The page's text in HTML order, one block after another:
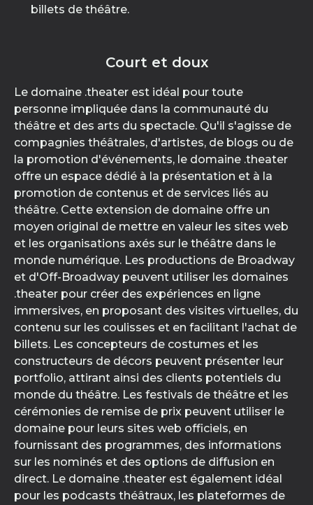
billets de théâtre.
Court et doux
Le domaine .theater est idéal pour toute
personne impliquée dans la communauté du
théâtre et des arts du spectacle. Qu'il s'agisse de
compagnies théâtrales, d'artistes, de blogs ou de
la promotion d'événements, le domaine .theater
offre un espace dédié à la présentation et à la
promotion de contenus et de services liés au
théâtre. Cette extension de domaine offre un
moyen original de mettre en valeur les sites web
et les organisations axés sur le théâtre dans le
monde numérique. Les productions de Broadway
et d'Off-Broadway peuvent utiliser les domaines
.theater pour créer des expériences en ligne
immersives, en proposant des visites virtuelles, du
contenu sur les coulisses et en facilitant l'achat de
billets. Les concepteurs de costumes et les
constructeurs de décors peuvent présenter leur
portfolio, attirant ainsi des clients potentiels du
monde du théâtre. Les festivals de théâtre et les
cérémonies de remise de prix peuvent utiliser le
domaine pour leurs sites web officiels, en
fournissant des programmes, des informations
sur les nominés et des options de diffusion en
direct. Le domaine .theater est également idéal
pour les podcasts théâtraux, les plateformes de